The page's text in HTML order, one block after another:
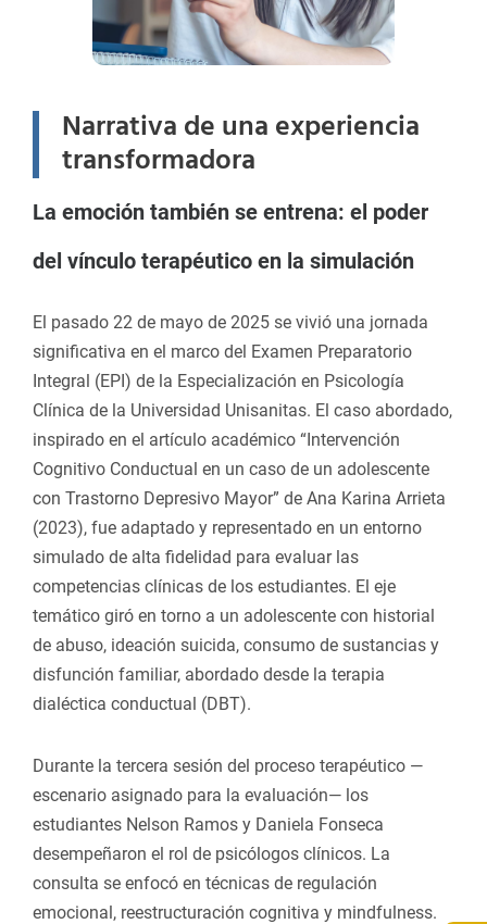
Narrativa de una experiencia
transformadora
La emoción también se entrena: el poder
del vínculo terapéutico en la simulación
El pasado 22 de mayo de 2025 se vivió una jornada
significativa en el marco del Examen Preparatorio
Integral (EPI) de la Especialización en Psicología
Clínica de la Universidad Unisanitas. El caso abordado,
inspirado en el artículo académico “Intervención
Cognitivo Conductual en un caso de un adolescente
con Trastorno Depresivo Mayor” de Ana Karina Arrieta
(2023), fue adaptado y representado en un entorno
simulado de alta fidelidad para evaluar las
competencias clínicas de los estudiantes. El eje
temático giró en torno a un adolescente con historial
de abuso, ideación suicida, consumo de sustancias y
disfunción familiar, abordado desde la terapia
dialéctica conductual (DBT).
Durante la tercera sesión del proceso terapéutico —
escenario asignado para la evaluación— los
estudiantes Nelson Ramos y Daniela Fonseca
desempeñaron el rol de psicólogos clínicos. La
consulta se enfocó en técnicas de regulación
emocional, reestructuración cognitiva y mindfulness.